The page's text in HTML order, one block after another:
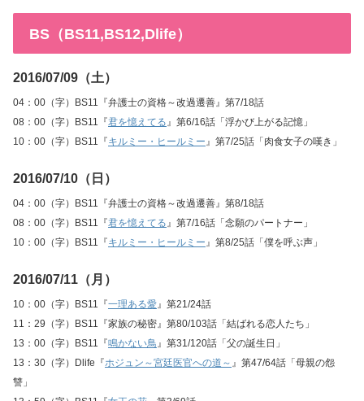
BS（BS11,BS12,Dlife）
2016/07/09（土）
04：00（字）BS11『弁護士の資格～改過遷善』第7/18話
08：00（字）BS11『君を憶えてる』第6/16話「浮かび上がる記憶」
10：00（字）BS11『キルミー・ヒールミー』第7/25話「肉食女子の嘆き」
2016/07/10（日）
04：00（字）BS11『弁護士の資格～改過遷善』第8/18話
08：00（字）BS11『君を憶えてる』第7/16話「念願のパートナー」
10：00（字）BS11『キルミー・ヒールミー』第8/25話「僕を呼ぶ声」
2016/07/11（月）
10：00（字）BS11『一理ある愛』第21/24話
11：29（字）BS11『家族の秘密』第80/103話「結ばれる恋人たち」
13：00（字）BS11『鳴かない鳥』第31/120話「父の誕生日」
13：30（字）Dlife『ホジュン～宮廷医官への道～ 』第47/64話「母親の怨
讐」